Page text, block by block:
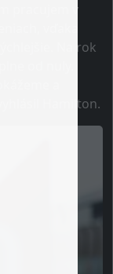
pracujem v
vďaka
Na rok
od nuly.
a
Hamilton.